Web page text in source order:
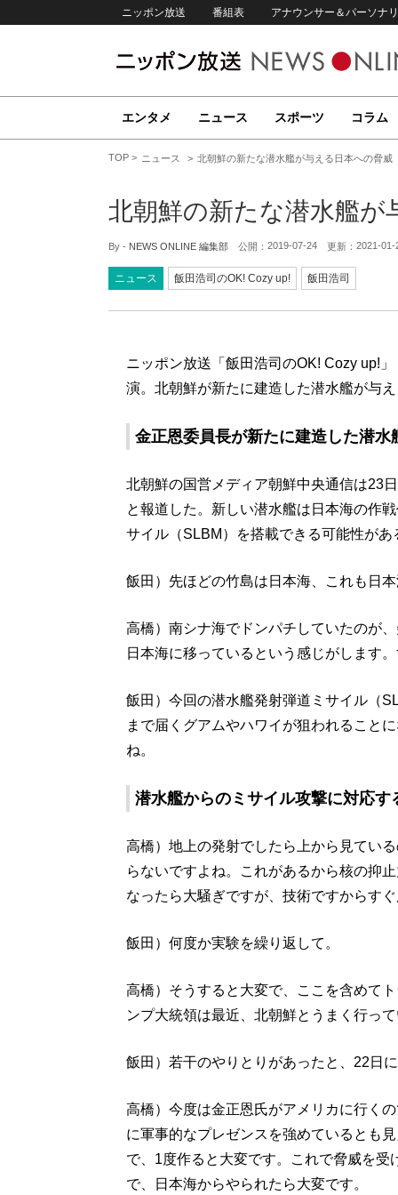
ニッポン放送 番組表 アナウンサー＆パーソナ
エンタメ ニュース スポーツ コラム
TOP ニュース 北朝鮮の新たな潜水艦が与える日本への脅威
北朝鮮の新たな潜水艦が
By - NEWS ONLINE 編集部 公開： 2019-07-24 更新： 2021-01-
ニュース 飯田浩司のOK! Cozy up! 飯田浩司
ニッポン放送「飯田浩司のOK! Cozy up!
演。北朝鮮が新たに建造した潜水艦が与
金正恩委員長が新たに建造した潜水
北朝鮮の国営メディア朝鮮中央通信は23
と報道した。新しい潜水艦は日本海の作
サイル（SLBM）を搭載できる可能性があ
飯田）先ほどの竹島は日本海、これも日
高橋）南シナ海でドンパチしていたのが
日本海に移っているという感じがします
飯田）今回の潜水艦発射弾道ミサイル（
まで届くグアムやハワイが狙われること
ね。
潜水艦からのミサイル攻撃に対応す
高橋）地上の発射でしたら上から見てい
らないですよね。これがあるから核の抑
なったら大騒ぎですが、技術ですからす
飯田）何度か実験を繰り返して。
高橋）そうすると大変で、ここを含めて
ンプ大統領は最近、北朝鮮とうまく行っ
飯田）若干のやりとりがあったと、22日
高橋）今度は金正恩氏がアメリカに行く
に軍事的なプレゼンスを強めているとも
で、1度作ると大変です。これで脅威を
で、日本海からやられたら大変です。